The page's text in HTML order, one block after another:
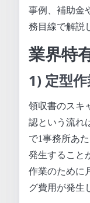
事例、補助金
務目線で解説
業界特
1) 定型
領収書のス
認という流れ
で1事務所あ
発生すること
作業のために
グ費用が発生